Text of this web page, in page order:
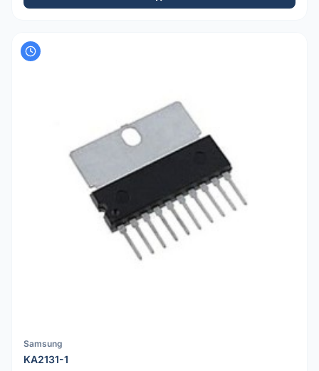
Samsung
KA2131-1